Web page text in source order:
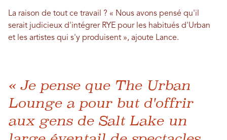
La raison de tout ce travail ? « Nous avons pensé qu'il
serait judicieux d'intégrer RYE pour les habitués d'Urban
et les artistes qui s'y produisent », ajoute Lance.
« Je pense que The Urban
Lounge a pour but d'offrir
aux gens de Salt Lake un